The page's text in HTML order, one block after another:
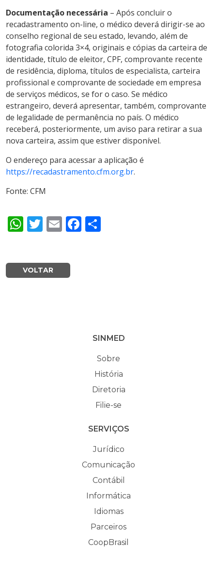
Documentação necessária – Após concluir o
recadastramento on-line, o médico deverá dirigir-se ao
conselho regional de seu estado, levando, além de
fotografia colorida 3×4, originais e cópias da carteira de
identidade, título de eleitor, CPF, comprovante recente
de residência, diploma, títulos de especialista, carteira
profissional e comprovante de sociedade em empresa
de serviços médicos, se for o caso. Se médico
estrangeiro, deverá apresentar, também, comprovante
de legalidade de permanência no país. O médico
receberá, posteriormente, um aviso para retirar a sua
nova carteira, assim que estiver disponível.
O endereço para acessar a aplicação é
https://recadastramento.cfm.org.br.
Fonte: CFM
WhatsApp
Twitter
EmailFacebook
VOLTAR
SINMED
Sobre
História
Diretoria
Filie-se
SERVIÇOS
Jurídico
Comunicação
Contábil
Informática
Idiomas
Parceiros
CoopBrasil